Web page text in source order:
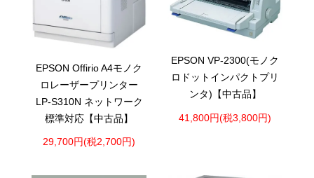
EPSON Offirio A4モノク
ロレーザープリンター
LP-S310N ネットワーク
標準対応【中古品】
29,700円(税2,700円)
EPSON VP-2300(モノク
ロドットインパクトプリ
ンタ)【中古品】
41,800円(税3,800円)